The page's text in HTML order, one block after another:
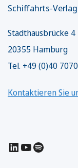
Schiffahrts-
Stadthausbrücke 4
20355 Hamburg
Tel. +49 (0)40
Kontaktieren Sie
LinkedIn
YouTube
Spotify